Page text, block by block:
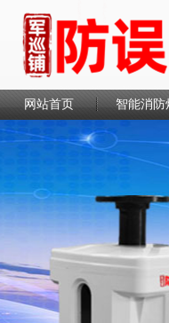
网站首页 智能消防
联系我们